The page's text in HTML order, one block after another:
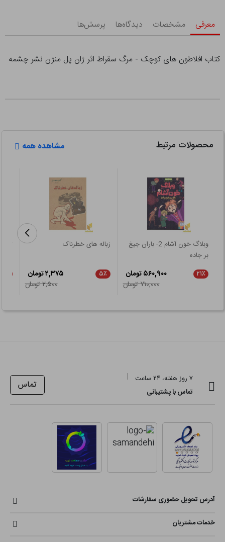
معرفی مشخصات دیدگاه‌ها پرسش‌ها
کتاب افلاطون های کوچک - مرگ سقراط اثر ژان پل منژن نشر چشمه
محصولات مرتبط مشاهده همه
وبلاگ خون آشام 2- باران جیغ
بر جاده
۲۱٪
۵۶۰,۹۰۰ تومان
۷۱۰,۰۰۰ تومان
زباله های خطرناک
۵٪
۲,۳۷۵ تومان
۲,۵۰۰ تومان
۷ روز هفته، ۲۴ ساعت
تماس با پشتیبانی
تماس
آدرس تحویل حضوری سفارشات
خدمات مشتریان